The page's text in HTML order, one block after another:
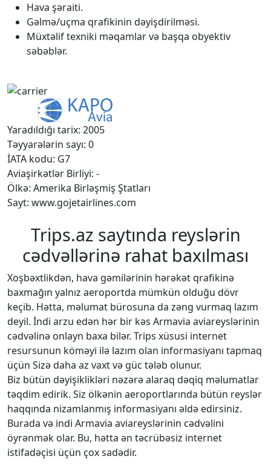
Hava şəraiti.
Gəlmə/uçma qrafikinin dəyişdirilməsi.
Müxtəlif texniki məqamlar və başqa obyektiv
səbəblər.
Yaradıldığı tarix: 2005
Təyyarələrin sayı: 0
İATA kodu: G7
Aviaşirkətlər Birliyi: -
Ölkə: Amerika Birləşmiş Ştatları
Sayt: www.gojetairlines.com
Trips.az saytında reyslərin
cədvəllərinə rahat baxılması
Xoşbəxtlikdən, hava gəmilərinin hərəkət qrafikinə
baxmağın yalnız aeroportda mümkün olduğu dövr
keçib. Hətta, məlumat bürosuna da zəng vurmaq lazım
deyil. İndi arzu edən hər bir kəs Armavia aviareyslərinin
cədvəlinə onlayn baxa bilər. Trips xüsusi internet
resursunun köməyi ilə lazım olan informasiyanı tapmaq
üçün Sizə daha az vaxt və güc tələb olunur.
Biz bütün dəyişiklikləri nəzərə alaraq dəqiq məlumatlar
təqdim edirik. Siz ölkənin aeroportlarında bütün reyslər
haqqında nizamlanmış informasiyanı əldə edirsiniz.
Burada və indi Armavia aviareyslərinin cədvəlini
öyrənmək olar. Bu, hətta ən təcrübəsiz internet
istifadəçisi üçün çox sadədir.